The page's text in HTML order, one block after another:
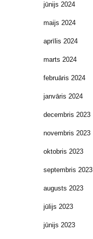
jūnijs 2024
maijs 2024
aprīlis 2024
marts 2024
februāris 2024
janvāris 2024
decembris 2023
novembris 2023
oktobris 2023
septembris 2023
augusts 2023
jūlijs 2023
jūnijs 2023